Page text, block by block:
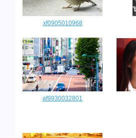
xf0905010968
af9930032801